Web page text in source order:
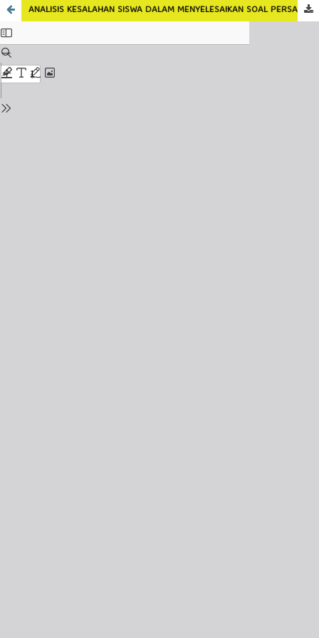
ANALISIS KESALAHAN SISWA DALAM MENYELESAIKAN SOAL PERSAMAAN KUADRAT DITINJAU DARI